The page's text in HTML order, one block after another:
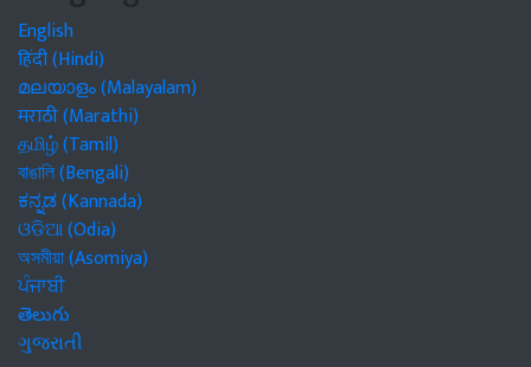
English
हिंदी (Hindi)
മലയാളം (Malayalam)
मराठी (Marathi)
தமிழ் (Tamil)
বাঙালি (Bengali)
ಕನ್ನಡ (Kannada)
ଓଡିଆ (Odia)
অসমীয়া (Asomiya)
ਪੰਜਾਬੀ
తెలుగు
ગુજરાતી